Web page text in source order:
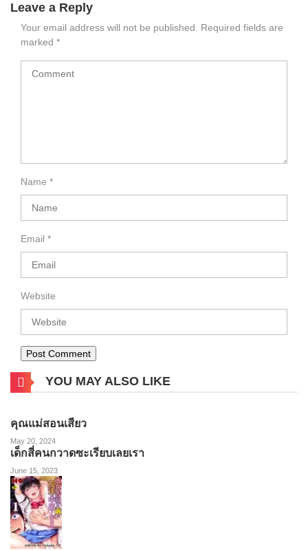
Leave a Reply
Your email address will not be published. Required fields are
marked *
Name *
Email *
Website
YOU MAY ALSO LIKE
คุณแม่สอนเสียว
May 20, 2024
เด็กสี่คนกวาดซะเรียบเลยเรา
June 15, 2023